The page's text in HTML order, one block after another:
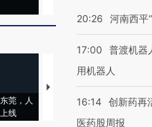
莞，人
线
【推广】走进第四届链博
会，让数智科技“链”接产
20:26 河南西平
17:00
普渡机器
用机器人
16:14 创新药再
医药股周报